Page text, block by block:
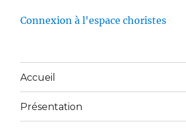
Connexion à l'espace choristes
Accueil
Présentation